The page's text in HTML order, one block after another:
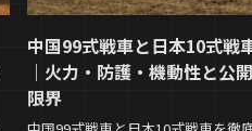
中国99式戦車と日本10式戦
｜火力・防護・機動性と公
限界